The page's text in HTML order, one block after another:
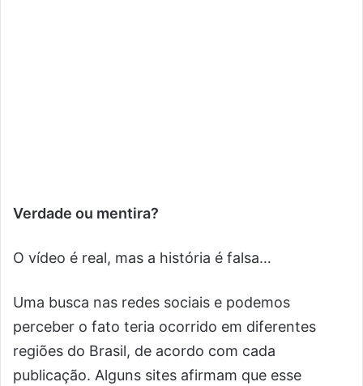
Verdade ou mentira?
O vídeo é real, mas a história é falsa…
Uma busca nas redes sociais e podemos
perceber o fato teria ocorrido em diferentes
regiões do Brasil, de acordo com cada
publicação. Alguns sites afirmam que esse